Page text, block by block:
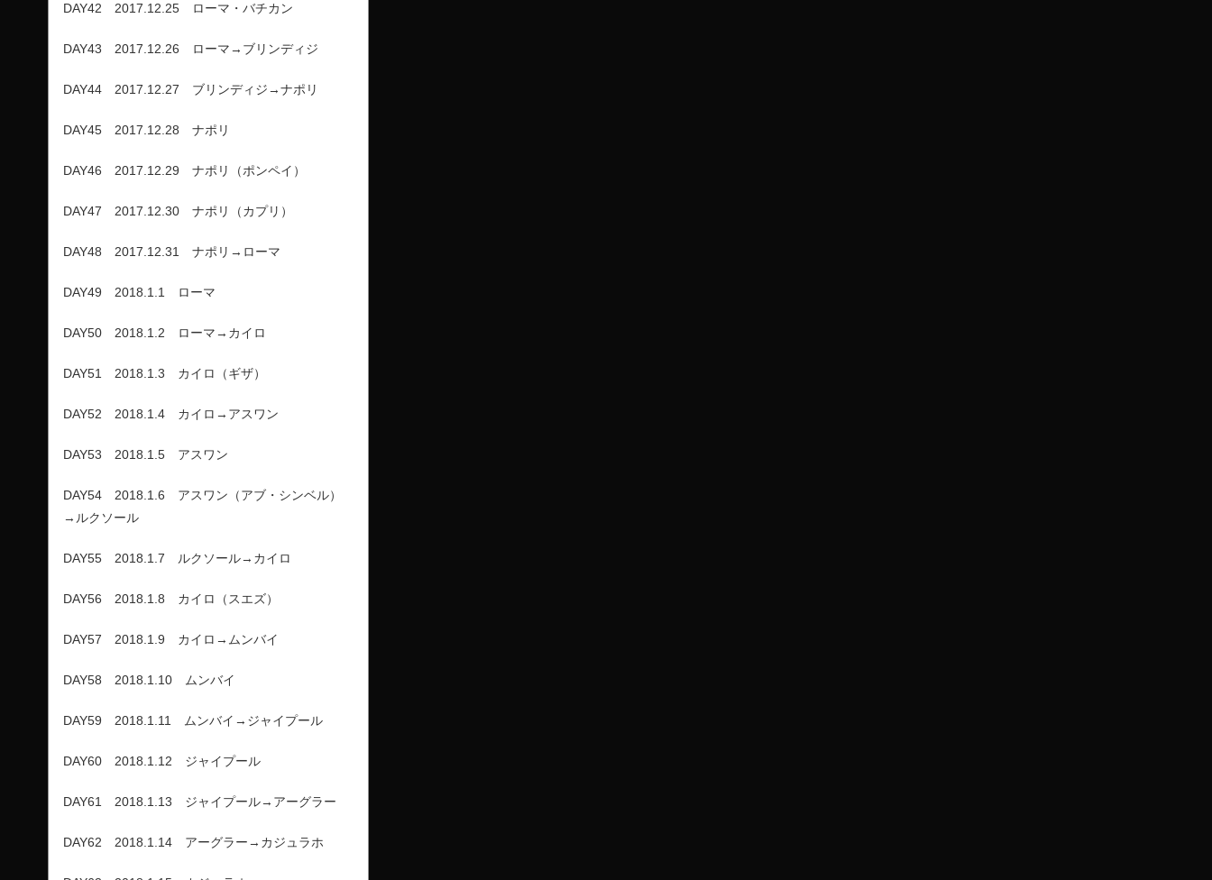
DAY42 2017.12.25 ローマ・バチカン
DAY43 2017.12.26 ローマ→ブリンディジ
DAY44 2017.12.27 ブリンディジ→ナポリ
DAY45 2017.12.28 ナポリ
DAY46 2017.12.29 ナポリ（ポンペイ）
DAY47 2017.12.30 ナポリ（カプリ）
DAY48 2017.12.31 ナポリ→ローマ
DAY49 2018.1.1 ローマ
DAY50 2018.1.2 ローマ→カイロ
DAY51 2018.1.3 カイロ（ギザ）
DAY52 2018.1.4 カイロ→アスワン
DAY53 2018.1.5 アスワン
DAY54 2018.1.6 アスワン（アブ・シンベル）
→ルクソール
DAY55 2018.1.7 ルクソール→カイロ
DAY56 2018.1.8 カイロ（スエズ）
DAY57 2018.1.9 カイロ→ムンバイ
DAY58 2018.1.10 ムンバイ
DAY59 2018.1.11 ムンバイ→ジャイプール
DAY60 2018.1.12 ジャイプール
DAY61 2018.1.13 ジャイプール→アーグラー
DAY62 2018.1.14 アーグラー→カジュラホ